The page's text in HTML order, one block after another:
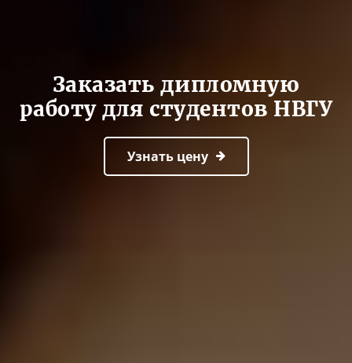
Заказать дипломную
работу для студентов НВГУ
Узнать цену